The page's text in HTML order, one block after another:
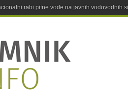
rabi pitne vode na javnih vodovodnih